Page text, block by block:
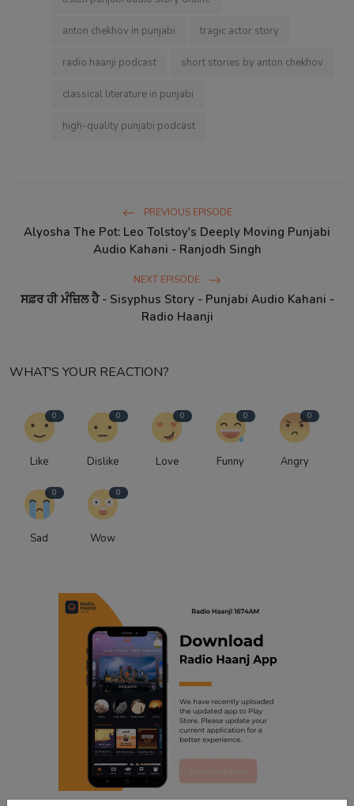
anton chekhov in punjabi tragic actor story
radio haanji podcast short stories by anton chekhov
classical literature in punjabi
high-quality punjabi podcast
PREVIOUS EPISODE
Alyosha The Pot: Leo Tolstoy's Deeply Moving Punjabi
Audio Kahani - Ranjodh Singh
NEXT EPISODE
ਸਫ਼ਰ ਹੀ ਮੰਜ਼ਿਲ ਹੈ - Sisyphus Story - Punjabi Audio Kahani -
Radio Haanji
WHAT'S YOUR REACTION?
0
Like
0
Dislike
0
Love
0
Funny
0
Angry
0
Sad
0
Wow